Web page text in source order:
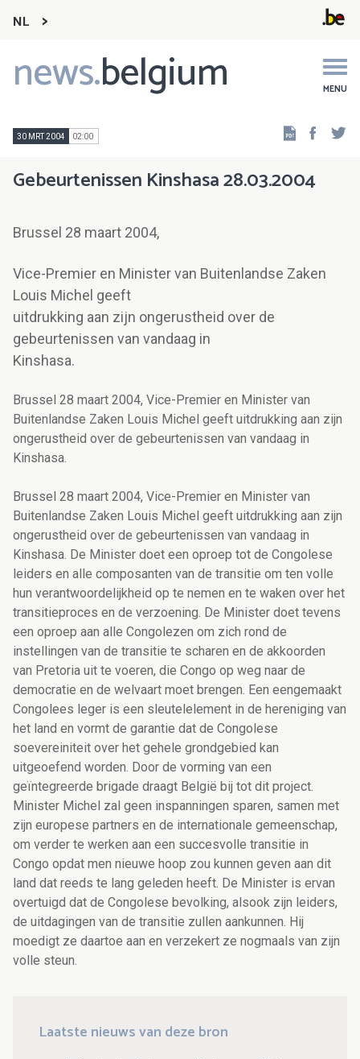
NL
news.belgium MENU
Main
navigation
30 MRT 2004 02:00
Gebeurtenissen Kinshasa 28.03.2004
Brussel 28 maart 2004,
Vice-Premier en Minister van Buitenlandse Zaken
Louis Michel geeft
uitdrukking aan zijn ongerustheid over de
gebeurtenissen van vandaag in
Kinshasa.
Brussel 28 maart 2004, Vice-Premier en Minister van
Buitenlandse Zaken Louis Michel geeft uitdrukking aan zijn
ongerustheid over de gebeurtenissen van vandaag in
Kinshasa.
Brussel 28 maart 2004, Vice-Premier en Minister van
Buitenlandse Zaken Louis Michel geeft uitdrukking aan zijn
ongerustheid over de gebeurtenissen van vandaag in
Kinshasa. De Minister doet een oproep tot de Congolese
leiders en alle composanten van de transitie om ten volle
hun verantwoordelijkheid op te nemen en te waken over het
transitieproces en de verzoening. De Minister doet tevens
een oproep aan alle Congolezen om zich rond de
instellingen van de transitie te scharen en de akkoorden
van Pretoria uit te voeren, die Congo op weg naar de
democratie en de welvaart moet brengen. Een eengemaakt
Congolees leger is een sleutelelement in de hereniging van
het land en vormt de garantie dat de Congolese
soevereiniteit over het gehele grondgebied kan
uitgeoefend worden. Door de vorming van een
geïntegreerde brigade draagt België bij tot dit project.
Minister Michel zal geen inspanningen sparen, samen met
zijn europese partners en de internationale gemeenschap,
om verder te werken aan een succesvolle transitie in
Congo opdat men nieuwe hoop zou kunnen geven aan dit
land dat reeds te lang geleden heeft. De Minister is ervan
overtuigd dat de Congolese bevolking, alsook zijn leiders,
de uitdagingen van de transitie zullen aankunnen. Hij
moedigt ze daartoe aan en verzekert ze nogmaals van zijn
volle steun.
Laatste nieuws van deze bron